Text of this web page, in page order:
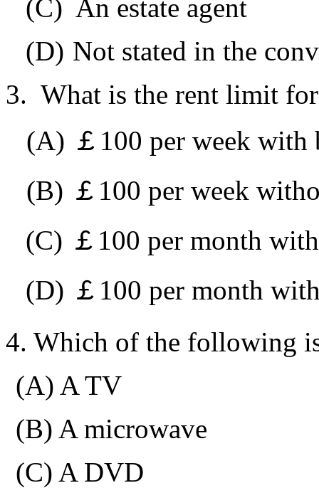
(C) An estate agent
(D) Not stated in the
3. What is the rent limit for
(A) ￡ 100 per week with
(B) ￡ 100 per week
(C) ￡ 100 per month
(D) ￡ 100 per month
4. Which of the following
(A) A TV
(B) A microwave
(C) A DVD